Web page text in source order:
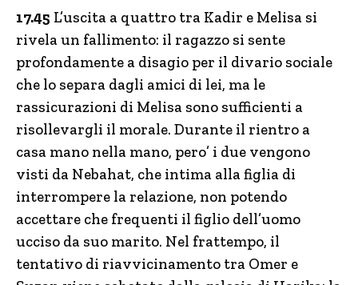
17.45 L’uscita a quattro tra Kadir e Melisa si
rivela un fallimento: il ragazzo si sente
profondamente a disagio per il divario sociale
che lo separa dagli amici di lei, ma le
rassicurazioni di Melisa sono sufficienti a
risollevargli il morale. Durante il rientro a
casa mano nella mano, pero’ i due vengono
visti da Nebahat, che intima alla figlia di
interrompere la relazione, non potendo
accettare che frequenti il figlio dell’uomo
ucciso da suo marito. Nel frattempo, il
tentativo di riavvicinamento tra Omer e